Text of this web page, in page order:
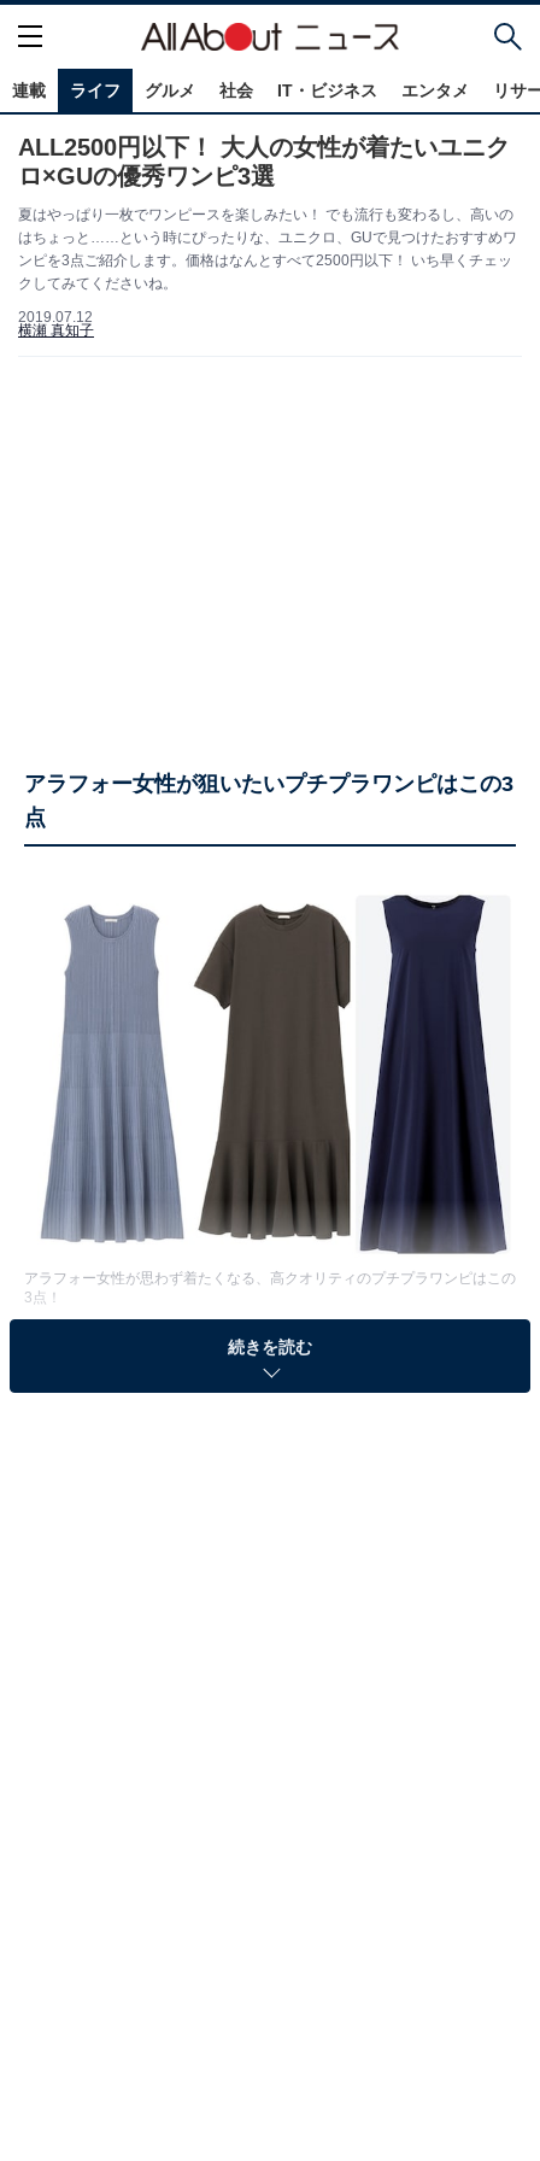
連載 ライフ グルメ 社会 IT・ビジネス エンタメ リサ
ALL2500円以下！ 大人の女性が着たいユニク
ロ×GUの優秀ワンピ3選
夏はやっぱり一枚でワンピースを楽しみたい！ でも流行も変わるし、高いの
はちょっと……という時にぴったりな、ユニクロ、GUで見つけたおすすめワ
ンピを3点ご紹介します。価格はなんとすべて2500円以下！ いち早くチェッ
クしてみてくださいね。
2019.07.12
横瀬 真知子
アラフォー女性が狙いたいプチプラワンピはこの3
点
アラフォー女性が思わず着たくなる、高クオリティのプチプラワンピはこの
3点！
夏に着たいアイテムといえば、やっぱりワンピース。一
枚でさらっと着られて涼しい上、おしゃれさや華やかさ
続きを読む